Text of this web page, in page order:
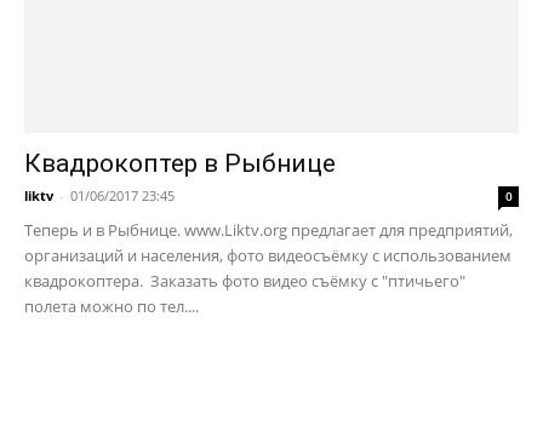
Квадрокоптер в Рыбнице
liktv - 01/06/2017 23:45 0
Теперь и в Рыбнице. www.Liktv.org предлагает для предприятий,
организаций и населения, фото видеосъёмку с использованием
квадрокоптера. Заказать фото видео съёмку с "птичьего"
полета можно по тел....